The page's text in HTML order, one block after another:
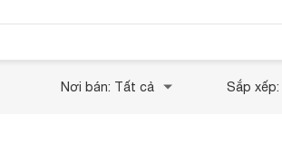
Nơi bán: Tất cả Sắp